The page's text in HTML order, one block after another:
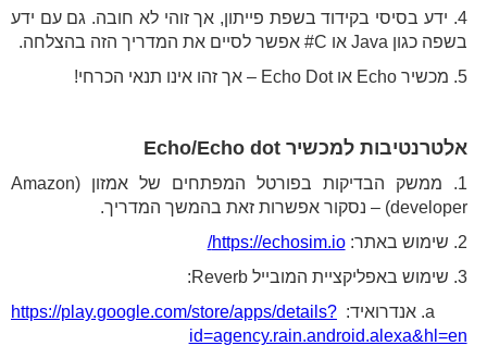
4. ידע בסיסי בקידוד בשפת פייתון, אך זוהי לא חובה. גם עם ידע
בשפה כגון Java או C# אפשר לסיים את המדריך הזה בהצלחה.
5. מכשיר Echo או Echo Dot – אך זהו אינו תנאי הכרחי!
אלטרנטיבות למכשיר Echo/Echo dot
1. ממשק הבדיקות בפורטל המפתחים של אמזון (Amazon
developer) – נסקור אפשרות זאת בהמשך המדריך.
2. שימוש באתר:
https://echosim.io/
3. שימוש באפליקציית המובייל Reverb:
https://play.google.com/store/apps/details?
id=agency.rain.android.alexa&hl=en